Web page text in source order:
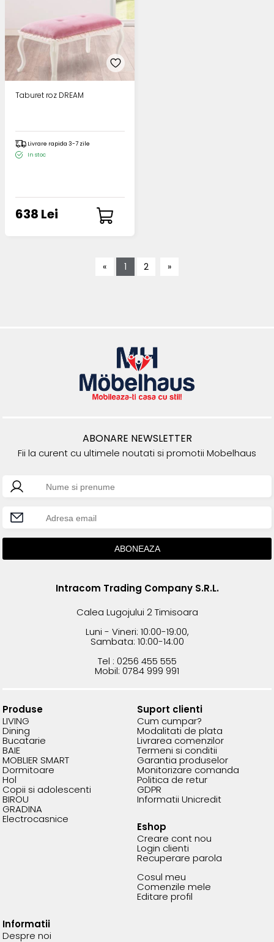
Taburet roz DREAM
Livrare rapida 3-7 zile
In stoc
638 Lei
« 1 2 »
ABONARE NEWSLETTER
Fii la curent cu ultimele noutati si promotii Mobelhaus
Intracom Trading Company S.R.L.
Calea Lugojului 2 Timisoara
Luni - Vineri: 10:00-19:00,
Sambata: 10:00-14:00
Tel : 0256 455 555
Mobil: 0784 999 991
Produse
LIVING
Dining
Bucatarie
BAIE
MOBLIER SMART
Dormitoare
Hol
Copii si adolescenti
BIROU
GRADINA
Electrocasnice
Suport clienti
Cum cumpar?
Modalitati de plata
Livrarea comenzilor
Termeni si conditii
Garantia produselor
Monitorizare comanda
Politica de retur
GDPR
Informatii Unicredit
Eshop
Creare cont nou
Login clienti
Recuperare parola
Cosul meu
Comenzile mele
Editare profil
Informatii
Despre noi